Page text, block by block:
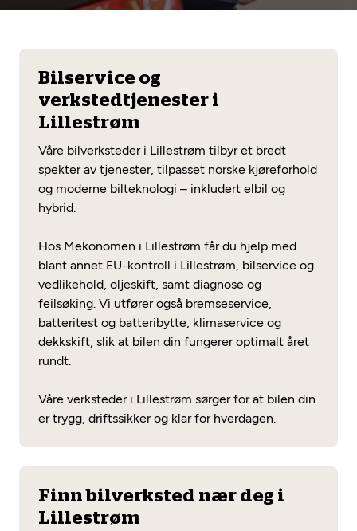
Mekonomen Fleet
Les mer
Bilservice og
verkstedtjenester i
Lillestrøm
Våre bilverksteder i Lillestrøm tilbyr et bredt
spekter av tjenester, tilpasset norske kjøreforhold
og moderne bilteknologi – inkludert elbil og
hybrid.
Hos Mekonomen i Lillestrøm får du hjelp med
blant annet EU-kontroll i Lillestrøm, bilservice og
vedlikehold, oljeskift, samt diagnose og
feilsøking. Vi utfører også bremseservice,
batteritest og batteribytte, klimaservice og
dekkskift, slik at bilen din fungerer optimalt året
rundt.
Våre verksteder i Lillestrøm sørger for at bilen din
er trygg, driftssikker og klar for hverdagen.
Finn bilverksted nær deg i
Lillestrøm